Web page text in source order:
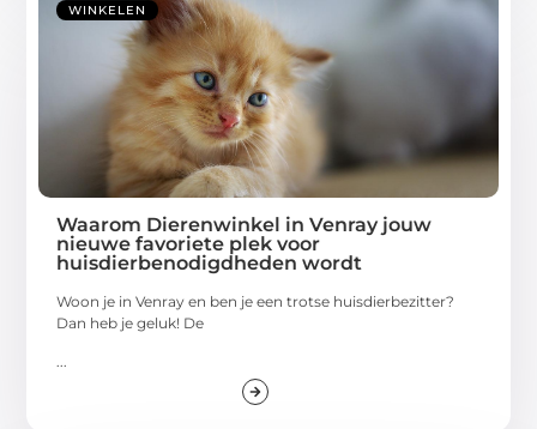
WINKELEN
Waarom Dierenwinkel in Venray jouw
nieuwe favoriete plek voor
huisdierbenodigdheden wordt
Woon je in Venray en ben je een trotse huisdierbezitter?
Dan heb je geluk! De
...